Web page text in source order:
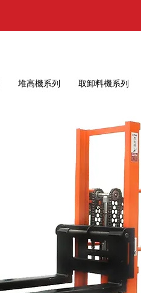
堆高機系列 取卸料機系列